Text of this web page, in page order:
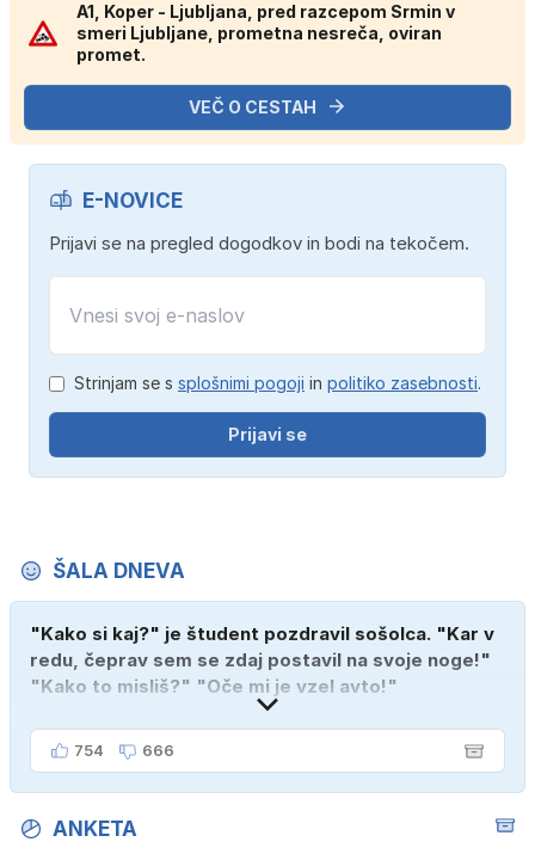
A1, Koper - Ljubljana, pred razcepom Srmin v
smeri Ljubljane, prometna nesreča, oviran
promet.
VEČ O CESTAH
E-NOVICE
Prijavi se na pregled dogodkov in bodi na tekočem.
Strinjam se s splošnimi pogoji in politiko zasebnosti.
Prijavi se
ŠALA DNEVA
"Kako si kaj?" je študent pozdravil sošolca. "Kar v
redu, čeprav sem se zdaj postavil na svoje noge!"
"Kako to misliš?" "Oče mi je vzel avto!"
754 666
ANKETA